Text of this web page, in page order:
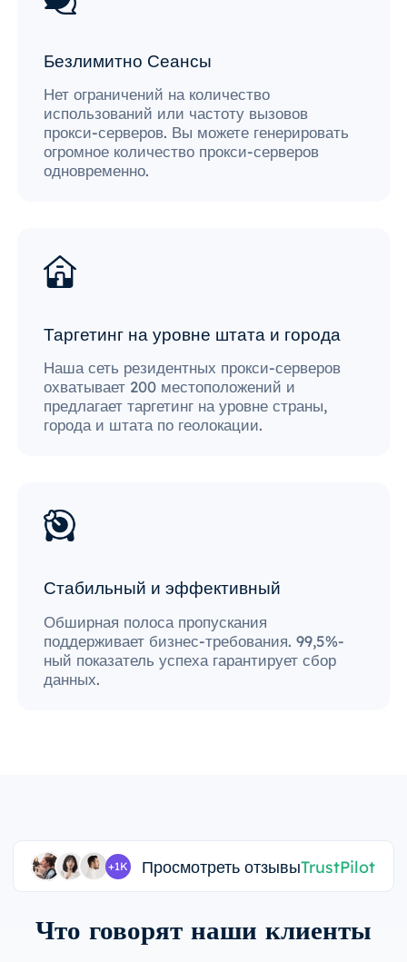
Безлимитно Сеансы
Нет ограничений на количество
использований или частоту вызовов
прокси-серверов. Вы можете генерировать
огромное количество прокси-серверов
одновременно.
Таргетинг на уровне штата и города
Наша сеть резидентных прокси-серверов
охватывает 200 местоположений и
предлагает таргетинг на уровне страны,
города и штата по геолокации.
Стабильный и эффективный
Обширная полоса пропускания
поддерживает бизнес-требования. 99,5%-
ный показатель успеха гарантирует сбор
данных.
+1K Просмотреть отзывыTrustPilot
Что говорят наши клиенты